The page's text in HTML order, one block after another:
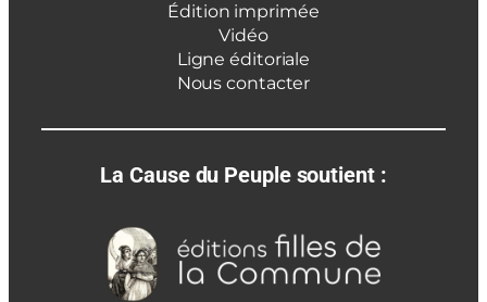
Édition imprimée
Vidéo
Ligne éditoriale
Nous contacter
La Cause du Peuple soutient :